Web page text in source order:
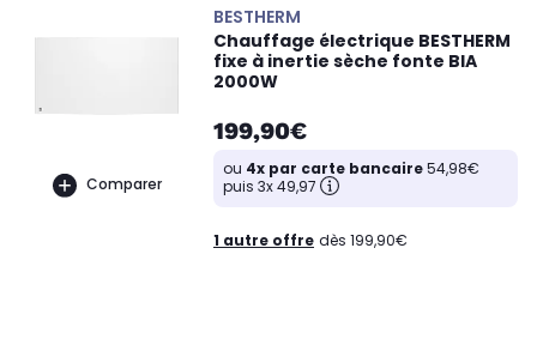
Comparer
BESTHERM
Chauffage électrique BESTHERM
fixe à inertie sèche fonte BIA
2000W
199,90€
ou 4x par carte bancaire54,98€
puis 3x 49,97
1 autre offre dès 199,90€